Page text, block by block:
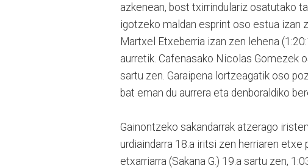
azkenean, bost txirrindulariz osatutako
igotzeko maldan esprint oso estua izan
Martxel Etxeberria izan zen lehena
aurretik. Cafenasako Nicolas Gomezek
sartu zen. Garaipena lortzeagatik oso
bat eman du aurrera eta denboraldiko
Gainontzeko sakandarrak atzerago
urdiaindarra 18.a iritsi zen herriaren
etxarriarra (Sakana G.) 19.a sartu zen,